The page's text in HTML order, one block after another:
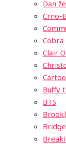
Dan
Crno-
Cobra
Clair
Buffy
BTS